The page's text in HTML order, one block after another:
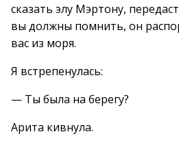
сказать элу Мэртону,
вы должны помнить, он
вас из моря.
Я встрепенулась:
— Ты была на берегу?
Арита кивнула.